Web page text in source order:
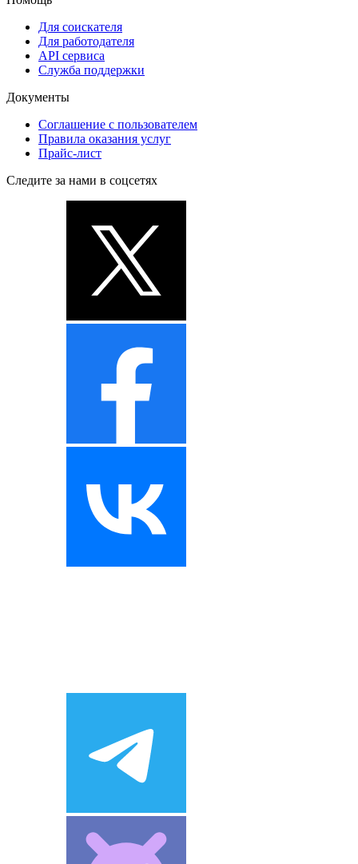
Для соискателя
Для работодателя
API сервиса
Служба поддержки
Документы
Соглашение с пользователем
Правила оказания услуг
Прайс-лист
Следите за нами в соцсетях